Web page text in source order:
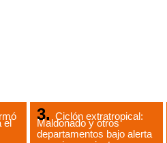
el
Ciclón extratropical:
Maldonado y otros
departamentos bajo alerta